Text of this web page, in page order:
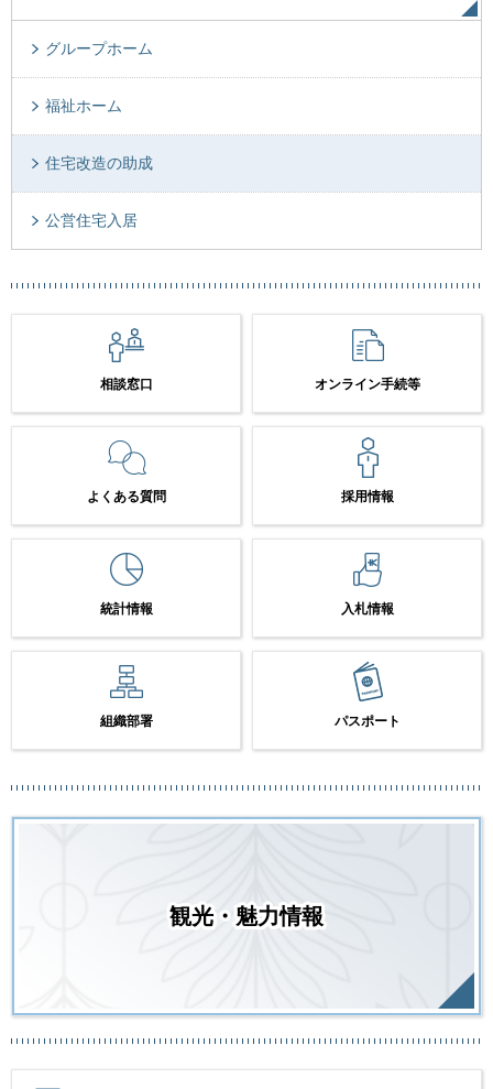
グループホーム
福祉ホーム
住宅改造の助成
公営住宅入居
相談窓口 オンライン手続等
よくある質問 採用情報
統計情報 入札情報
組織部署 パスポート
観光・魅力情報